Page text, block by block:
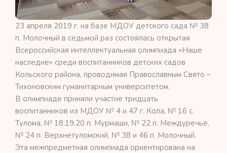
23 апреля 2019 г. на базе МДОУ детского сада № 38
п. Молочный в седьмой раз состоялась открытая
Всероссийская интеллектуальная олимпиада «Наше
наследие» среди воспитанников детских садов
Кольского района, проводимая Православным Свято –
Тихоновским гуманитарным университетом.
В олимпиаде приняли участие тридцать
воспитанников из МДОУ № 4 и 47 г. Кола, № 16 с.
Тулома, № 18,19,20 п. Мурмаши, № 22 п. Междуречье,
№ 24 п. Верхнетуломский, № 38 и 46 п. Молочный.
Эта межпредметная олимпиада ориентирована на